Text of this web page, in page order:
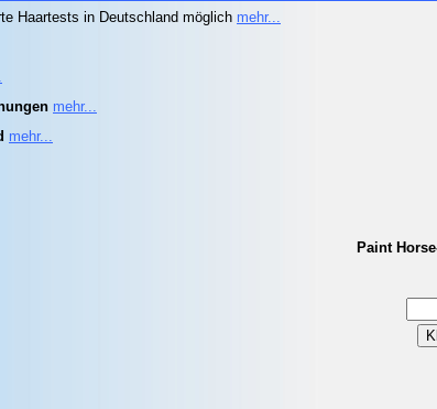
Haartests in Deutschland möglich mehr...
mehr...
mehr...
Paint